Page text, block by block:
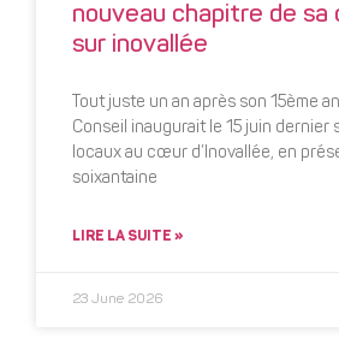
nouveau chapitre de sa
sur inovallée
Tout juste un an après son 15ème
Conseil inaugurait le 15 juin dernier
locaux au cœur d’Inovallée, en
soixantaine
LIRE LA SUITE »
23 June 2026